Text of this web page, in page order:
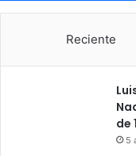
Reciente
de
5